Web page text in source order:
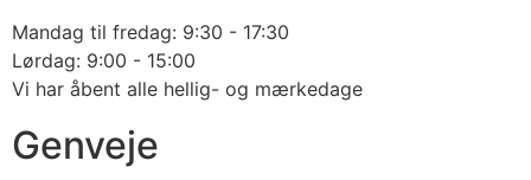
Mandag til fredag: 9:30 - 17:30
Lørdag: 9:00 - 15:00
Vi har åbent alle hellig- og mærkedage
Genveje